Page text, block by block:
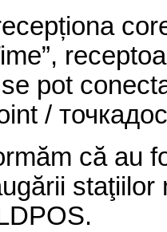
pot
/ точка
că au